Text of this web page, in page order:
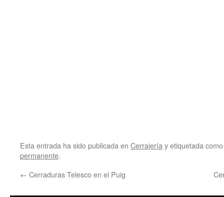
Esta entrada ha sido publicada en Cerrajería y etiquetada
permanente.
← Cerraduras Telesco en el Puig